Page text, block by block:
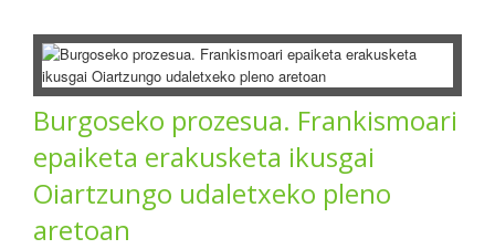
Burgoseko prozesua. Frankismoari
epaiketa erakusketa ikusgai
Oiartzungo udaletxeko pleno
aretoan